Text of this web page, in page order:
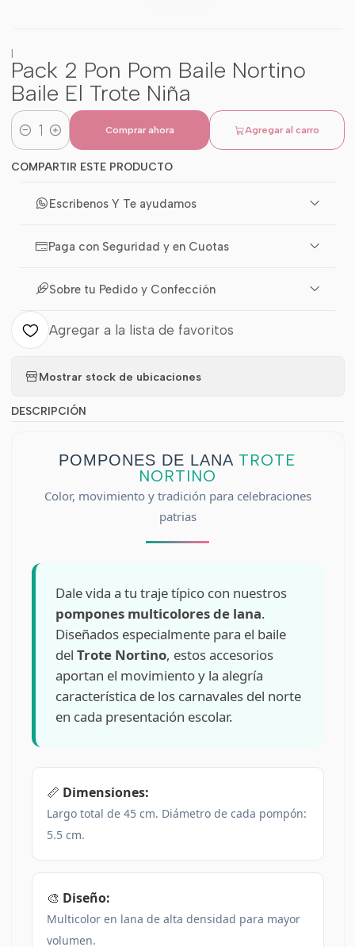
|
Pack 2 Pon Pom Baile Nortino
Baile El Trote Niña
Cantidad
Agregar al carro
Comprar ahora
COMPARTIR ESTE PRODUCTO
Escribenos Y Te ayudamos
Paga con Seguridad y en Cuotas
Sobre tu Pedido y Confección
Agregar a la lista de favoritos
Mostrar stock de ubicaciones
DESCRIPCIÓN
POMPONES DE LANA TROTE
NORTINO
Color, movimiento y tradición para celebraciones
patrias
Dale vida a tu traje típico con nuestros
pompones multicolores de lana.
Diseñados especialmente para el baile
del Trote Nortino, estos accesorios
aportan el movimiento y la alegría
característica de los carnavales del norte
en cada presentación escolar.
📏 Dimensiones:
Largo total de 45 cm. Diámetro de cada pompón:
5.5 cm.
🎨 Diseño:
Multicolor en lana de alta densidad para mayor
volumen.